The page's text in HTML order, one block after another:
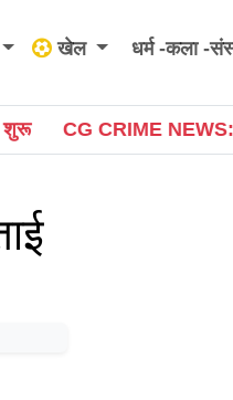
खेल धर्म -कला -
से पैसे निकालना पड़ा